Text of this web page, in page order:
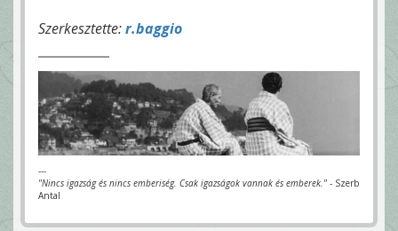
Szerkesztette:r.baggio
---
"Nincs igazság és nincs emberiség. Csak igazságok vannak és emberek." - Szerb
Antal